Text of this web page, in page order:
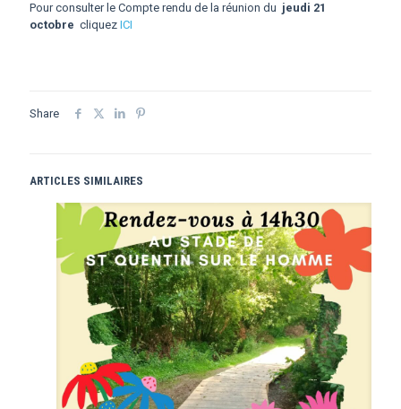
Pour consulter le Compte rendu de la réunion du jeudi 21
octobre cliquez ICI
Share
ARTICLES SIMILAIRES